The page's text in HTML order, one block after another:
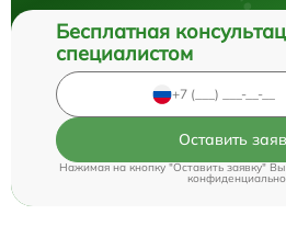
Бесплатная
специалистом
Оставить
Нажимая на кнопку "Оставить заявку"